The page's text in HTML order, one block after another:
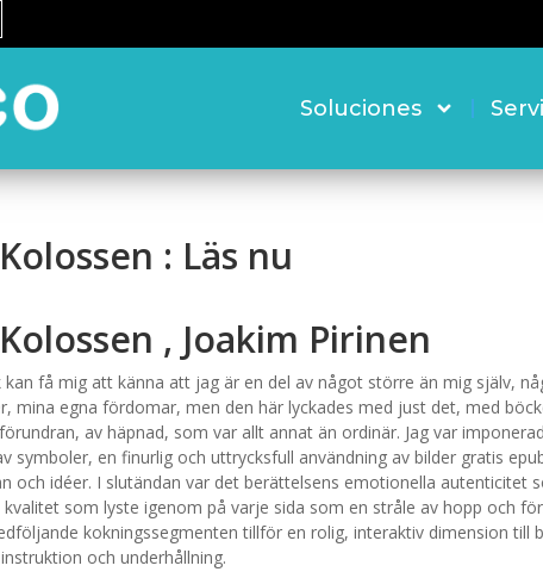
Soluciones
: Läs nu
, Joakim Pirinen
få mig att känna att jag är en del av något större än mig själv,
mina egna fördomar, men den här lyckades med just det, med
av häpnad, som var allt annat än ordinär. Jag var
symboler, en finurlig och uttrycksfull användning av bilder gratis
och idéer. I slutändan var det berättelsens emotionella autenticitet
som lyste igenom på varje sida som en stråle av hopp och
kokningssegmenten tillför en rolig, interaktiv dimension till
och underhållning.